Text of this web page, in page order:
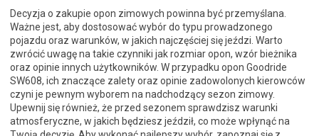
Decyzja o zakupie opon zimowych powinna być przemyślana.
Ważne jest, aby dostosować wybór do typu prowadzonego
pojazdu oraz warunków, w jakich najczęściej się jeździ. Warto
zwrócić uwagę na takie czynniki jak rozmiar opon, wzór bieżnika
oraz opinie innych użytkowników. W przypadku opon Goodride
SW608, ich znaczące zalety oraz opinie zadowolonych kierowców
czyni je pewnym wyborem na nadchodzący sezon zimowy.
Upewnij się również, że przed sezonem sprawdzisz warunki
atmosferyczne, w jakich będziesz jeździł, co może wpłynąć na